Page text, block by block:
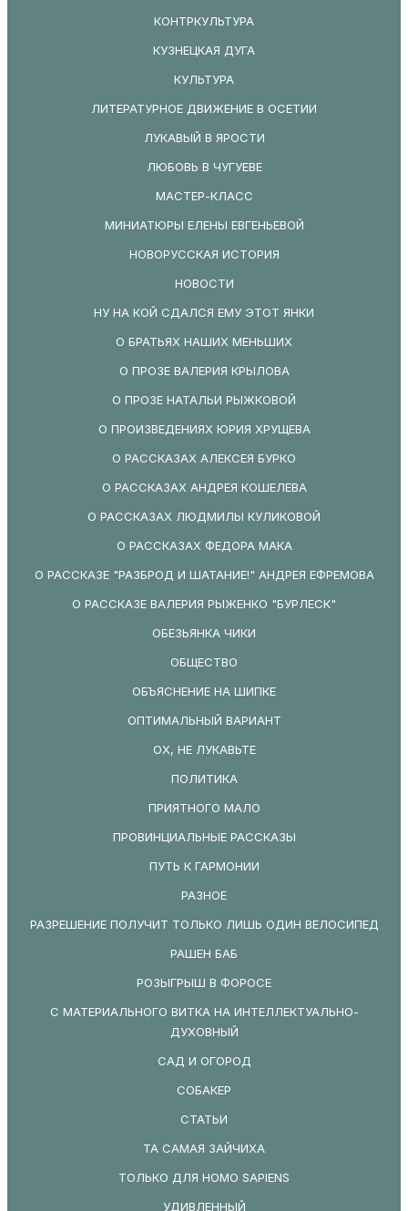
КОНТРКУЛЬТУРА
КУЗНЕЦКАЯ ДУГА
КУЛЬТУРА
ЛИТЕРАТУРНОЕ ДВИЖЕНИЕ В ОСЕТИИ
ЛУКАВЫЙ В ЯРОСТИ
ЛЮБОВЬ В ЧУГУЕВЕ
МАСТЕР-КЛАСС
МИНИАТЮРЫ ЕЛЕНЫ ЕВГЕНЬЕВОЙ
НОВОРУССКАЯ ИСТОРИЯ
НОВОСТИ
НУ НА КОЙ СДАЛСЯ ЕМУ ЭТОТ ЯНКИ
О БРАТЬЯХ НАШИХ МЕНЬШИХ
О ПРОЗЕ ВАЛЕРИЯ КРЫЛОВА
О ПРОЗЕ НАТАЛЬИ РЫЖКОВОЙ
О ПРОИЗВЕДЕНИЯХ ЮРИЯ ХРУЩЕВА
О РАССКАЗАХ АЛЕКСЕЯ БУРКО
О РАССКАЗАХ АНДРЕЯ КОШЕЛЕВА
О РАССКАЗАХ ЛЮДМИЛЫ КУЛИКОВОЙ
О РАССКАЗАХ ФЕДОРА МАКА
О РАССКАЗЕ "РАЗБРОД И ШАТАНИЕ!" АНДРЕЯ ЕФРЕМОВА
О РАССКАЗЕ ВАЛЕРИЯ РЫЖЕНКО "БУРЛЕСК"
ОБЕЗЬЯНКА ЧИКИ
ОБЩЕСТВО
ОБЪЯСНЕНИЕ НА ШИПКЕ
ОПТИМАЛЬНЫЙ ВАРИАНТ
ОХ, НЕ ЛУКАВЬТЕ
ПОЛИТИКА
ПРИЯТНОГО МАЛО
ПРОВИНЦИАЛЬНЫЕ РАССКАЗЫ
ПУТЬ К ГАРМОНИИ
РАЗНОЕ
РАЗРЕШЕНИЕ ПОЛУЧИТ ТОЛЬКО ЛИШЬ ОДИН ВЕЛОСИПЕД
РАШЕН БАБ
РОЗЫГРЫШ В ФОРОСЕ
С МАТЕРИАЛЬНОГО ВИТКА НА ИНТЕЛЛЕКТУАЛЬНО-
ДУХОВНЫЙ
САД И ОГОРОД
СОБАКЕР
СТАТЬИ
ТА САМАЯ ЗАЙЧИХА
ТОЛЬКО ДЛЯ HOMO SAPIENS
УДИВЛЕННЫЙ